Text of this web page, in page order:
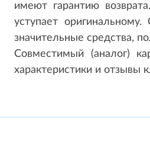
имеют гарантию
уступает
значительные средства,
Совместимый (аналог)
характеристики и отзывы